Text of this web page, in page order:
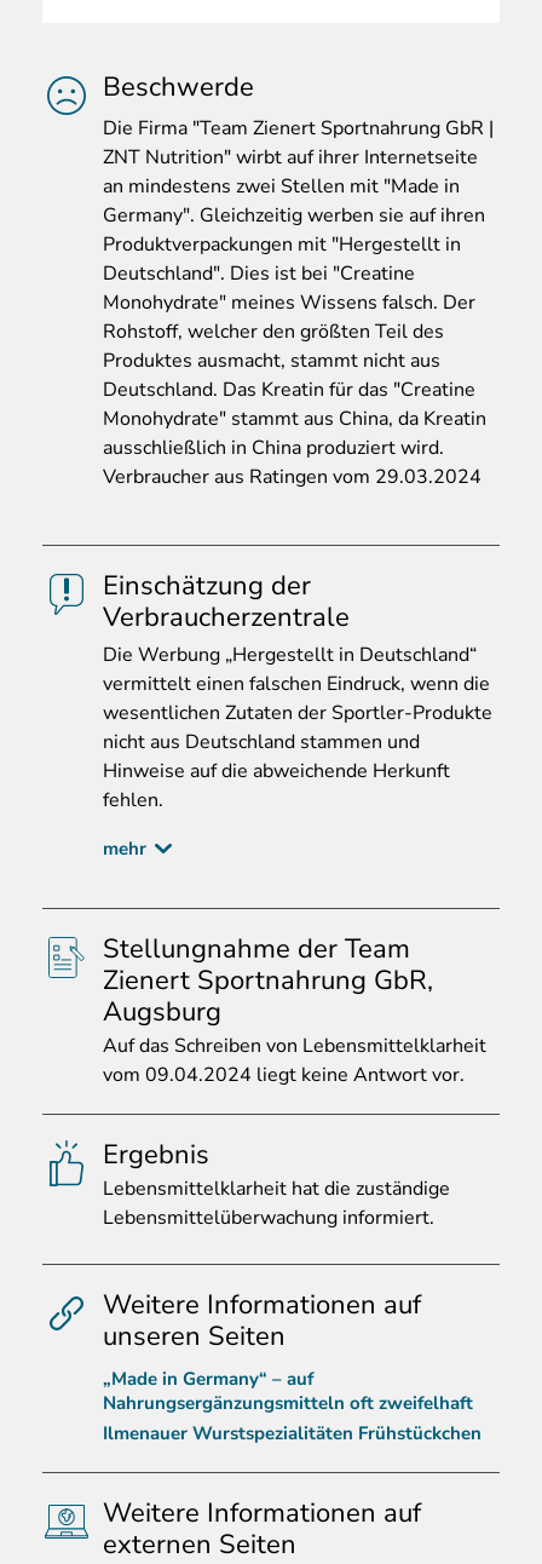
Beschwerde
Die Firma "Team Zienert Sportnahrung GbR |
ZNT Nutrition" wirbt auf ihrer Internetseite
an mindestens zwei Stellen mit "Made in
Germany". Gleichzeitig werben sie auf ihren
Produktverpackungen mit "Hergestellt in
Deutschland". Dies ist bei "Creatine
Monohydrate" meines Wissens falsch. Der
Rohstoff, welcher den größten Teil des
Produktes ausmacht, stammt nicht aus
Deutschland. Das Kreatin für das "Creatine
Monohydrate" stammt aus China, da Kreatin
ausschließlich in China produziert wird.
Verbraucher aus Ratingen vom 29.03.2024
Einschätzung der
Verbraucherzentrale
Die Werbung „Hergestellt in Deutschland“
vermittelt einen falschen Eindruck, wenn die
wesentlichen Zutaten der Sportler-Produkte
nicht aus Deutschland stammen und
Hinweise auf die abweichende Herkunft
fehlen.
mehr
Stellungnahme der Team
Zienert Sportnahrung GbR,
Augsburg
Aufdas Schreiben von Lebensmittelklarheit
vom 09.04.2024 liegt keine Antwort vor.
Ergebnis
Lebensmittelklarheit hat die zuständige
Lebensmittelüberwachung informiert.
Weitere Informationen auf
unseren Seiten
„Made in Germany“ – auf
Nahrungsergänzungsmitteln oft zweifelhaft
Ilmenauer Wurstspezialitäten Frühstückchen
Weitere Informationen auf
externen Seiten